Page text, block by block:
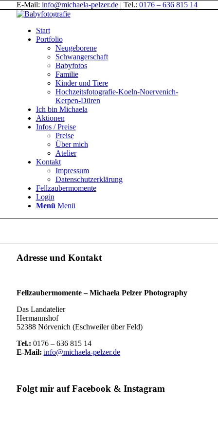
E-Mail: info@michaela-pelzer.de| Tel.: 0176 – 636 815 14
Start
Portfolio
Neugeborene
Schwangerschaft
Babyfotos
Familie
Kinder und Tiere
Hochzeitsfotografie-Koeln-Noervenich-
Kerpen-Düren
Ich bin Michaela
Aktionen
Infos / Preise
Preise
Über mich
Atelier
Kontakt
Impressum
Datenschutzerklärung
Fellzaubermomente
Login
Menü Menü
Adresse und Kontakt
Fellzaubermomente –Michaela Pelzer Photography
Das Landatelier
Hermannshof
52388 Nörvenich (Eschweiler über Feld)
Tel.: 0176 – 636 815 14
E-Mail: info@michaela-pelzer.de
Folgt mir auf Facebook & Instagram